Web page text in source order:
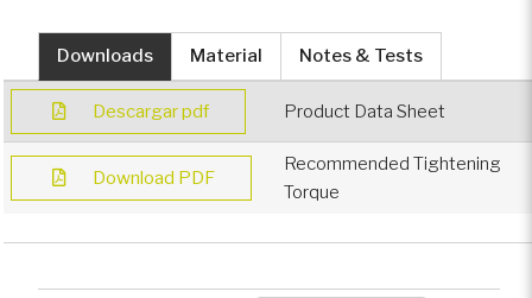
Sector ferroviario
Vehículos recreativos
Vehículos especializados
Vehículos blindados
Downloads Material Notes & Tests
Descargar pdf Product Data Sheet
Download PDF
Recommended Tightening
Torque